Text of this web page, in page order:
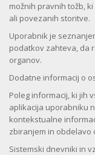
možnih pravnih tožb,
ali povezanih storitve.
Uporabnik je
podatkov zahteva, da
organov.
Dodatne informacij o
Poleg informacij, ki jih
aplikacija uporabniku
kontekstualne
zbiranjem in obdelavo
Sistemski dnevniki in